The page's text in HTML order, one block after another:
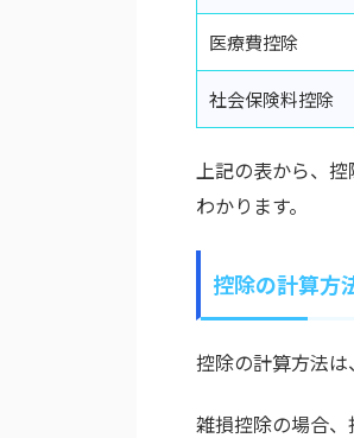
医療費控除
社会保険料控除
上記の表から、
わかります。
控除の計算方
控除の計算方法は
雑損控除の場合、